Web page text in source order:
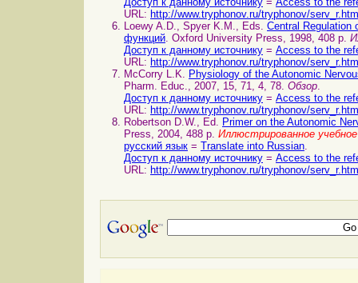
URL: http://www.tryphonov.ru/tryphonov/
Loewy A.D., Spyer K.M., Eds. Central Regulation
функций. Oxford University Press, 1998, 408 p.
Доступ к данному источнику = Access to the
URL: http://www.tryphonov.ru/tryphonov/
McCorry L.K. Physiology of the Autonomic
Pharm. Educ., 2007, 15, 71, 4, 78. Обзор.
Доступ к данному источнику = Access to the
URL: http://www.tryphonov.ru/tryphonov/
Robertson D.W., Ed. Primer on the Autonomic
Press, 2004, 488 p. Иллюстрированное
русский язык = Translate into Russian.
Доступ к данному источнику = Access to the
URL: http://www.tryphonov.ru/tryphonov/